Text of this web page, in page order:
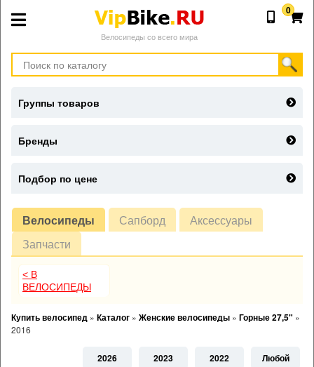
Велосипеды со всего мира
0
Велосипеды Сапборд
Аксессуары
Запчасти
< В
ВЕЛОСИПЕДЫ
Купить велосипед » Каталог » Женские велосипеды » Горные 27,5" »
2016
2026 2023 2022 Любой
Группы товаров
Бренды
Подбор по цене